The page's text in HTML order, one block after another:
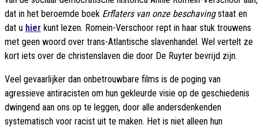
dat in het beroemde boek Erflaters van onze beschavingstaat en
dat u hier kunt lezen. Romein-Verschoor rept in haar stuk trouwens
met geen woord over trans-Atlantische slavenhandel. Wel vertelt ze
kort iets over de christenslaven die door De Ruyter bevrijd zijn.
Veel gevaarlijker dan onbetrouwbare films is de poging van
agressieve antiracisten om hun gekleurde visie op de geschiedenis
dwingend aan ons op te leggen, door alle andersdenkenden
systematisch voor racist uit te maken. Het is niet alleen hun